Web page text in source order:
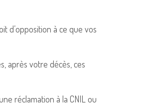
d’opposition à ce que vos
après votre décès, ces
réclamation à la CNIL ou